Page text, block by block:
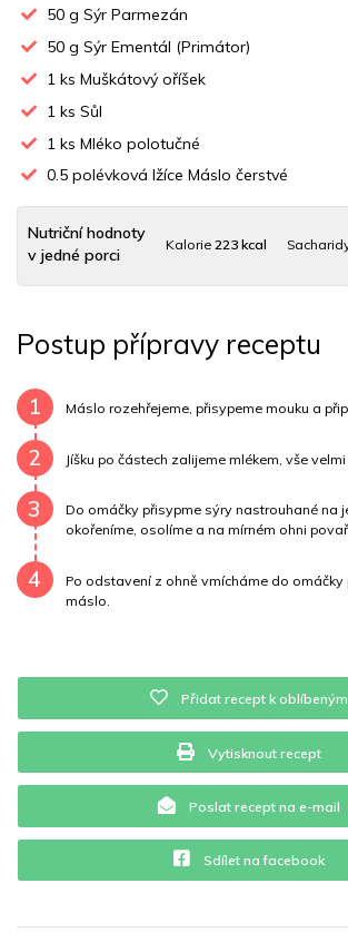
50 g Sýr Parmezán
50 g Sýr Ementál (Primátor)
1 ks Muškátový oříšek
1 ks Sůl
1 ks Mléko polotučné
0.5 polévková lžíce Máslo čerstvé
Nutriční hodnoty
v jedné porci
Kalorie 223 kcal
Uhlovodany 6 g Cholesterol 38.2 mg
Draslík 37.9 mg 1192.8 mg
Vitamín A Vitamín B6
Postup přípravy receptu
1 Máslo rozehřejeme, přisypeme mouku a
2 Jíšku po částech zalijeme mlékem, vše
3
Do omáčky přisypme sýry nastrouhané na
okořeníme, osolíme a na mírném ohni
4
Po odstavení z ohně vmícháme do omáčky
máslo.
Přidat recept k oblíbeným
Vytisknout recept
Poslat recept na e-mail
Sdílet na facebook